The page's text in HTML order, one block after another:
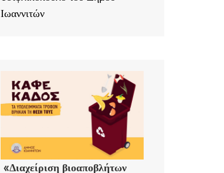
Ιωαννιτών
«Διαχείριση βιοαποβλήτων